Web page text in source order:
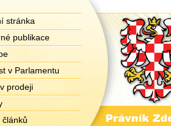
stránka
publikace
v Parlamentu
prodeji
článků